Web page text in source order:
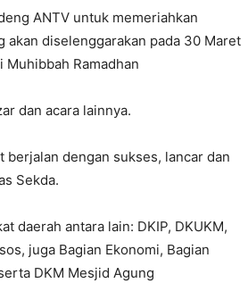
ANTV untuk memeriahkan
akan diselenggarakan pada 30 Maret
Ramadhan
dan acara lainnya.
berjalan dengan sukses, lancar dan
Sekda.
daerah antara lain: DKIP, DKUKM,
juga Bagian Ekonomi, Bagian
DKM Mesjid Agung